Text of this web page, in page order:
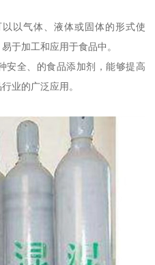
以气体、液体或固体的形式使
于加工和应用于食品中。
安全、的食品添加剂，能够提高
业的广泛应用。